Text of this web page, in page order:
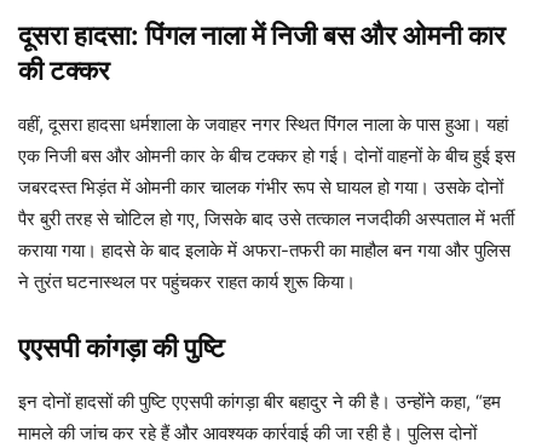
दूसरा हादसा: पिंगल नाला में निजी बस और ओमनी कार
की टक्कर
वहीं, दूसरा हादसा धर्मशाला के जवाहर नगर स्थित पिंगल नाला के पास हुआ। यहां
एक निजी बस और ओमनी कार के बीच टक्कर हो गई। दोनों वाहनों के बीच हुई इस
जबरदस्त भिड़ंत में ओमनी कार चालक गंभीर रूप से घायल हो गया। उसके दोनों
पैर बुरी तरह से चोटिल हो गए, जिसके बाद उसे तत्काल नजदीकी अस्पताल में भर्ती
कराया गया। हादसे के बाद इलाके में अफरा-तफरी का माहौल बन गया और पुलिस
ने तुरंत घटनास्थल पर पहुंचकर राहत कार्य शुरू किया।
एएसपी कांगड़ा की पुष्टि
इन दोनों हादसों की पुष्टि एएसपी कांगड़ा बीर बहादुर ने की है। उन्होंने कहा, “हम
मामले की जांच कर रहे हैं और आवश्यक कार्रवाई की जा रही है। पुलिस दोनों